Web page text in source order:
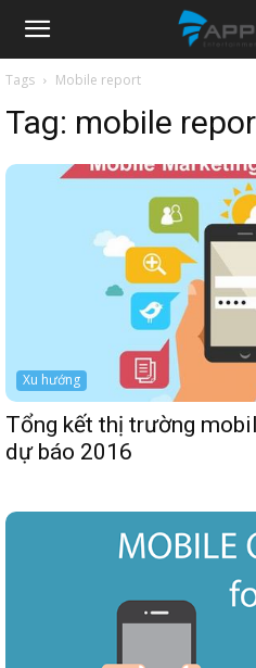
Appota
News
Tags Mobile report
Tag: mobile
Xu hướng
Tổng kết thị trường
dự báo 2016